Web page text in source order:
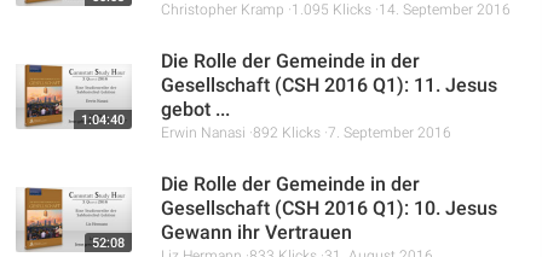
die Notwendigkeit betont, aktiv auf andere zuzugehen,
wirken, ohne sich von der Welt beeinflussen zu lassen.
Christopher Kramp 1.095 Klicks 14. September 2016
1:04:40
Die Rolle der Gemeinde in der
Gesellschaft (CSH 2016 Q1): 11. Jesus
gebot ...
Erwin Nanasi 892 Klicks 7. September 2016
52:08
Die Rolle der Gemeinde in der
Gesellschaft (CSH 2016 Q1): 10. Jesus
Gewann ihr Vertrauen